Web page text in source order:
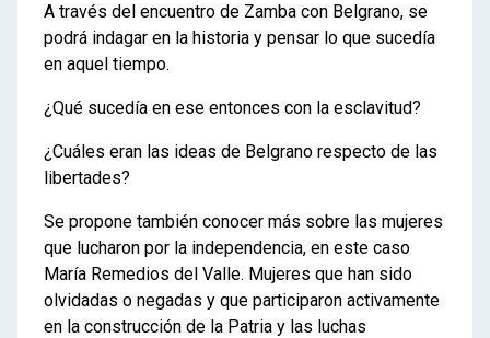
A través del encuentro de Zamba con Belgrano, se
podrá indagar en la historia y pensar lo que sucedía
en aquel tiempo.
¿Qué sucedía en ese entonces con la esclavitud?
¿Cuáles eran las ideas de Belgrano respecto de las
libertades?
Se propone también conocer más sobre las mujeres
que lucharon por la independencia, en este caso
María Remedios del Valle. Mujeres que han sido
olvidadas o negadas y que participaron activamente
en la construcción de la Patria y las luchas